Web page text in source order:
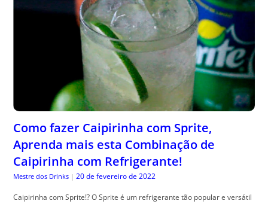
Como fazer Caipirinha com Sprite,
Aprenda mais esta Combinação de
Caipirinha com Refrigerante!
Mestre dos Drinks | 20 de fevereiro de 2022
Caipirinha com Sprite!? O Sprite é um refrigerante tão popular e versátil